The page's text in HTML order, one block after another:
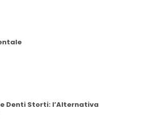
Denti Storti: l’Alternativa